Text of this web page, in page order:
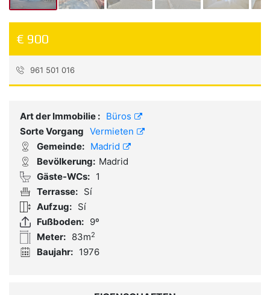
€ 900
961 501 016
Art der Immobilie : Büros
Sorte Vorgang Vermieten
Gemeinde: Madrid
Bevölkerung: Madrid
Gäste-WCs: 1
Terrasse: Sí
Aufzug: Sí
Fußboden: 9º
Meter: 83m2
Baujahr: 1976